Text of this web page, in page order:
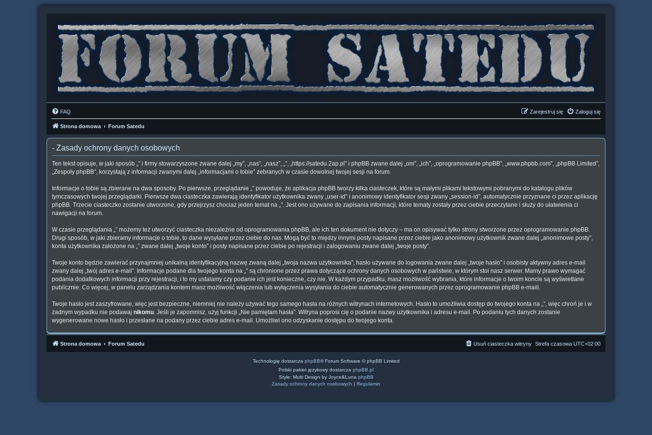
FAQ Zaloguj się
Zarejestruj się
Strona domowa Forum Satedu
- Zasady ochrony danych osobowych
Ten tekst opisuje, w jaki sposób „” i firmy stowarzyszone zwane dalej „my”, „nas”, „nasz”, „”, „https://satedu.2ap.pl” i phpBB zwane dalej „oni”, „ich”, „oprogramowanie phpBB”, „www.phpbb.com”, „phpBB Limited”,
„Zespoły phpBB”, korzystają z informacji zwanymi dalej „informacjami o tobie” zebranych w czasie dowolnej twojej sesji na forum.
Informacje o tobie są zbierane na dwa sposoby. Po pierwsze, przeglądanie „” powoduje, że aplikacja phpBB tworzy kilka ciasteczek, które są małymi plikami tekstowymi pobranymi do katalogu plików
tymczasowych twojej przeglądarki. Pierwsze dwa ciasteczka zawierają identyfikator użytkownika zwany „user-id” i anonimowy identyfikator sesji zwany „session-id”, automatycznie przyznane ci przez aplikację
phpBB. Trzecie ciasteczko zostanie utworzone, gdy przejrzysz chociaż jeden temat na „”. Jest ono używane do zapisania informacji, które tematy zostały przez ciebie przeczytane i służy do ułatwienia ci
nawigacji na forum.
W czasie przeglądania „” możemy też utworzyć ciasteczka niezależne od oprogramowania phpBB, ale ich ten dokument nie dotyczy – ma on opisywać tylko strony stworzone przez oprogramowanie phpBB.
Drugi sposób, w jaki zbieramy informacje o tobie, to dane wysyłane przez ciebie do nas. Mogą być to między innymi posty napisane przez ciebie jako anonimowy użytkownik zwane dalej „anonimowe posty”,
konta użytkownika założone na „” zwane dalej „twoje konto” i posty napisane przez ciebie po rejestracji i zalogowaniu zwane dalej „twoje posty”.
Twoje konto będzie zawierać przynajmniej unikalną identyfikacyjną nazwę zwaną dalej „twoja nazwa użytkownika”, hasło używane do logowania zwane dalej „twoje hasło” i osobisty aktywny adres e-mail
zwany dalej „twój adres e-mail”. Informacje podane dla twojego konta na „” są chronione przez prawa dotyczące ochrony danych osobowych w państwie, w którym stoi nasz serwer. Mamy prawo wymagać
podania dodatkowych informacji przy rejestracji, i to my ustalamy czy podanie ich jest konieczne, czy nie. W każdym przypadku, masz możliwość wybrania, które informacje o twoim koncie są wyświetlane
publicznie. Co więcej, w panelu zarządzania kontem masz możliwość włączenia lub wyłączenia wysyłania do ciebie automatycznie generowanych przez oprogramowanie phpBB e-maili.
Twoje hasło jest zaszyfrowane, więc jest bezpieczne, niemniej nie należy używać tego samego hasła na różnych witrynach internetowych. Hasło to umożliwia dostęp do twojego konta na „”, więc chroń je i w
żadnym wypadku nie podawaj nikomu. Jeśli je zapomnisz, użyj funkcji „Nie pamiętam hasła”. Witryna poprosi cię o podanie nazwy użytkownika i adresu e-mail. Po podaniu tych danych zostanie
wygenerowane nowe hasło i przesłane na podany przez ciebie adres e-mail. Umożliwi ono odzyskanie dostępu do twojego konta.
Strona domowa Forum Satedu Strefa czasowa UTC+02:00
Usuń ciasteczka witryny
Technologię dostarcza phpBB® Forum Software © phpBB Limited
Polski pakiet językowy dostarcza phpBB.pl
Style: Multi Design by Joyce&Luna phpBB
Zasady ochrony danych osobowych | Regulamin